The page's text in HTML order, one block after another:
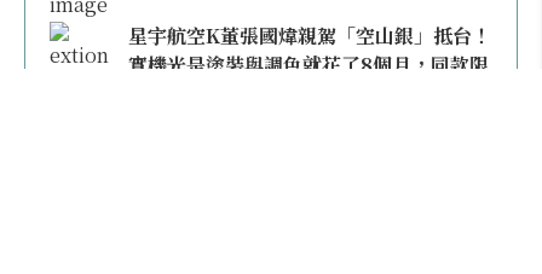
星宇航空K董張國煒親駕「空山銀」抵台！
實機光是塗裝與調色就花了8個月，同款限